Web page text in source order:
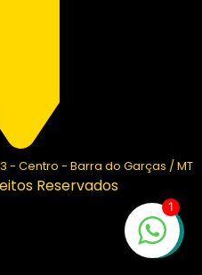
- Centro - Barra do Garças / MT
Reservados
1